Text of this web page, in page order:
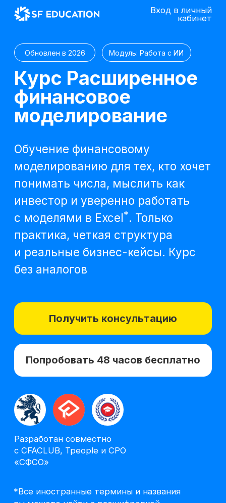
Вход в личный
кабинет
Курс Расширенное
финансовое
моделирование
Обучение финансовому
моделированию для тех, кто хочет
инвестор и уверенно работать
с моделями в Excel *. Только
практика, четкая структура
и реальные бизнес-кейсы. Курс
Попробовать 48 часов бесплатно
*Все иностранные термины и названия
вы можете найти с расшифровкой
на отдельной
Разработан совместно
с CFACLUB, Tpeople и СРО
«СФСО»